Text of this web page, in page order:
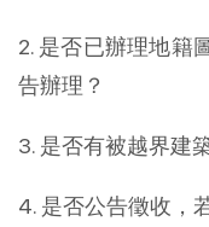
2. 是否已辦理地籍
告辦理？
3. 是否有被越界建
4. 是否公告徵收，